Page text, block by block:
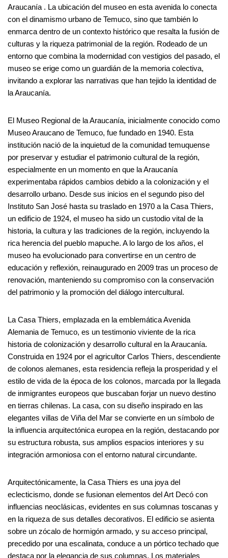
Araucanía . La ubicación del museo en esta avenida lo conecta
con el dinamismo urbano de Temuco, sino que también lo
enmarca dentro de un contexto histórico que resalta la fusión de
culturas y la riqueza patrimonial de la región. Rodeado de un
entorno que combina la modernidad con vestigios del pasado, el
museo se erige como un guardián de la memoria colectiva,
invitando a explorar las narrativas que han tejido la identidad de
la Araucanía.
El Museo Regional de la Araucanía, inicialmente conocido como
Museo Araucano de Temuco, fue fundado en 1940. Esta
institución nació de la inquietud de la comunidad temuquense
por preservar y estudiar el patrimonio cultural de la región,
especialmente en un momento en que la Araucanía
experimentaba rápidos cambios debido a la colonización y el
desarrollo urbano. Desde sus inicios en el segundo piso del
Instituto San José hasta su traslado en 1970 a la Casa Thiers,
un edificio de 1924, el museo ha sido un custodio vital de la
historia, la cultura y las tradiciones de la región, incluyendo la
rica herencia del pueblo mapuche. A lo largo de los años, el
museo ha evolucionado para convertirse en un centro de
educación y reflexión, reinaugurado en 2009 tras un proceso de
renovación, manteniendo su compromiso con la conservación
del patrimonio y la promoción del diálogo intercultural.
La Casa Thiers, emplazada en la emblemática Avenida
Alemania de Temuco, es un testimonio viviente de la rica
historia de colonización y desarrollo cultural en la Araucanía.
Construida en 1924 por el agricultor Carlos Thiers, descendiente
de colonos alemanes, esta residencia refleja la prosperidad y el
estilo de vida de la época de los colonos, marcada por la llegada
de inmigrantes europeos que buscaban forjar un nuevo destino
en tierras chilenas. La casa, con su diseño inspirado en las
elegantes villas de Viña del Mar se convierte en un símbolo de
la influencia arquitectónica europea en la región, destacando por
su estructura robusta, sus amplios espacios interiores y su
integración armoniosa con el entorno natural circundante.
Arquitectónicamente, la Casa Thiers es una joya del
eclecticismo, donde se fusionan elementos del Art Decó con
influencias neoclásicas, evidentes en sus columnas toscanas y
en la riqueza de sus detalles decorativos. El edificio se asienta
sobre un zócalo de hormigón armado, y su acceso principal,
precedido por una escalinata, conduce a un pórtico techado que
destaca por la elegancia de sus columnas. Los materiales